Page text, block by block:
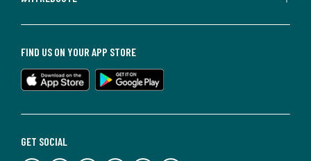
GET SOCIAL
FIND US ON YOUR APP STORE